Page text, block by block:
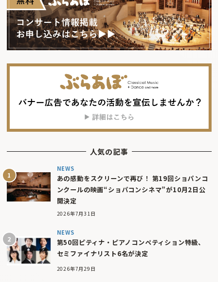
人気の記事
NEWS
あの感動をスクリーンで再び！ 第19回ショパンコ
ンクールの映画“ショパコンシネマ”が10月2日公
開決定
2026年7月31日
NEWS
第50回ピティナ・ピアノコンペティション特級、
セミファイナリスト6名が決定
2026年7月29日